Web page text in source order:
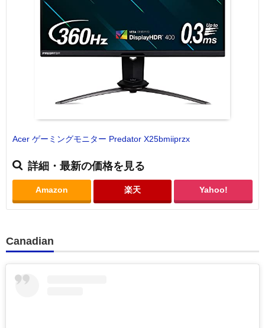
Acer ゲーミングモニター Predator X25bmiiprzx
詳細・最新の価格を見る
Amazon 楽天 Yahoo!
Canadian